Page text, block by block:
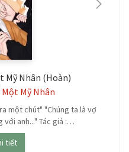
Mỹ Nhân (Hoàn)
Một Mỹ Nhân
một chút" "Chúng ta là vợ
với anh..." Tác giả :…
tiết